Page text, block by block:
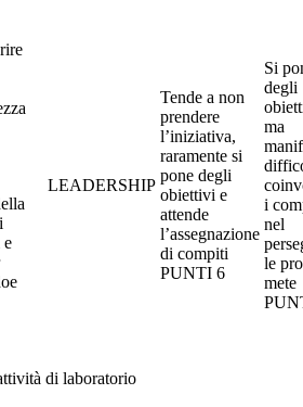
e
LEADERSHIP
Tende a non
prendere
l’iniziativa,
raramente si
pone degli
obiettivi e
attende
l’assegnazione
di compiti
PUNTI 6
Si
degli
ma
i
nel
le
mete
di laboratorio